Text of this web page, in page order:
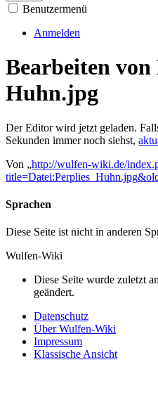
Benutzermenü
Anmelden
Bearbeiten
Huhn.jpg
Der Editor wird jetzt geladen.
Sekunden immer noch siehst,
Von „http://wulfen-wiki.de/
Sprachen
Diese Seite ist nicht in anderen
Wulfen-Wiki
Diese Seite wurde zuletzt
geändert.
Datenschutz
Über Wulfen-Wiki
Impressum
Klassische Ansicht